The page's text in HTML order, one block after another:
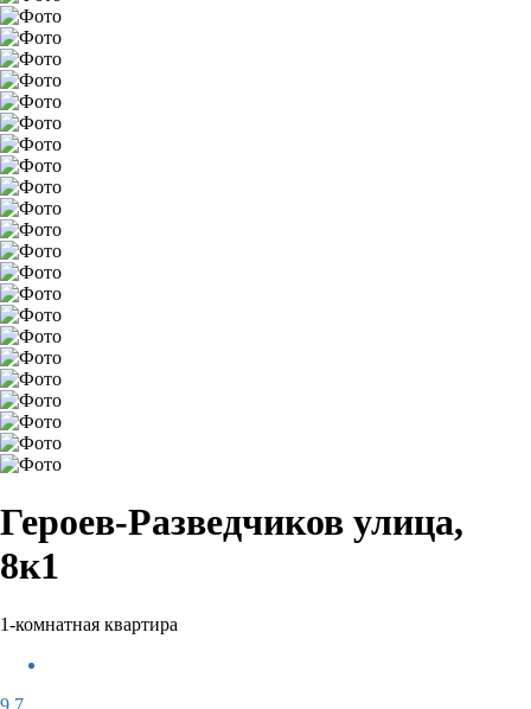
Героев-Разведчиков улица,
8к1
1-комнатная квартира
9,7